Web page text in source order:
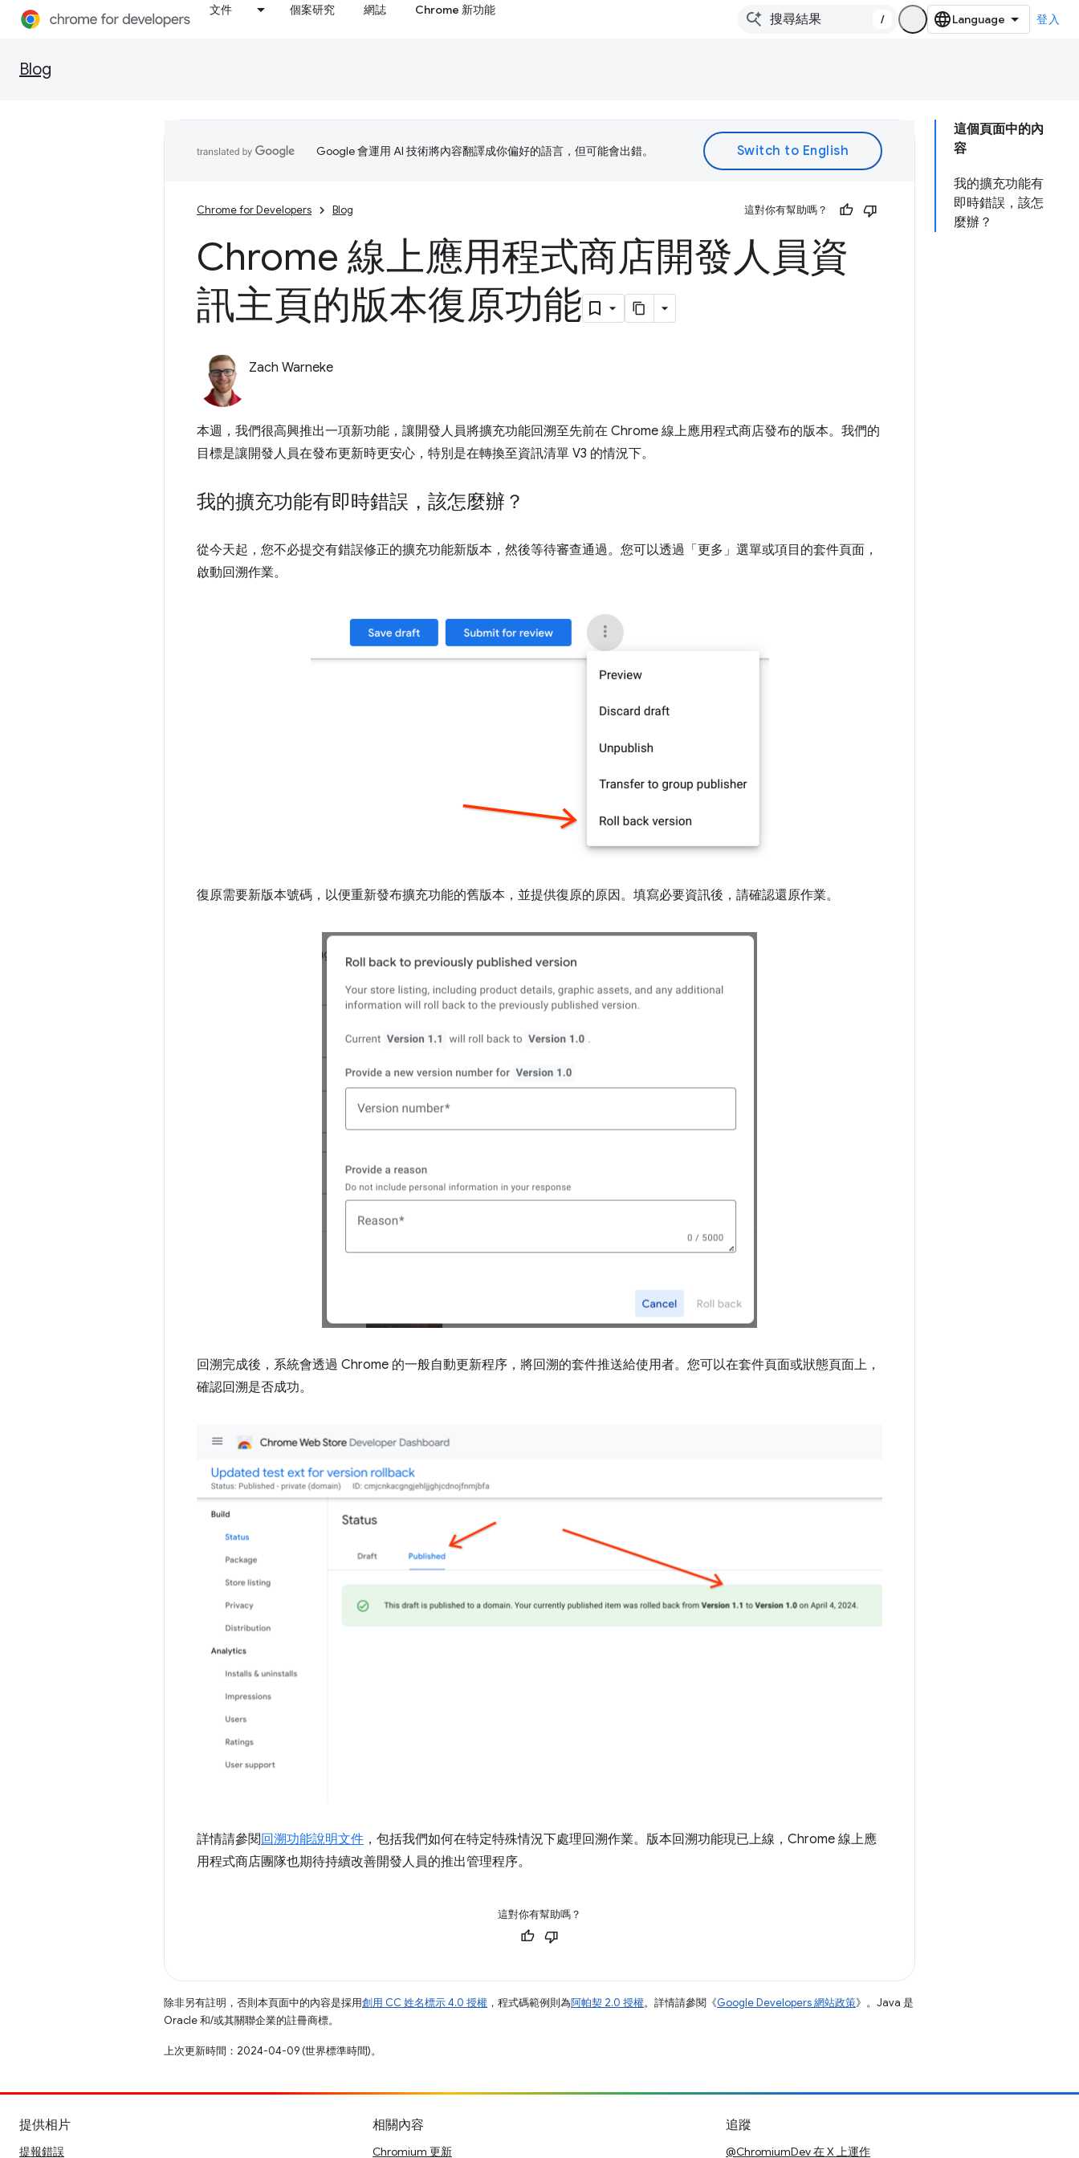
文件 個案研究 網誌 Chrome 新功能
/ 登入
Blog
這個頁面中的內
容
我的擴充功能有
即時錯誤，該怎
麼辦？
Google 會運用 AI 技術將內容翻譯成你偏好的語言，但可能會出錯。
Chrome for Developers Blog 這對你有幫助嗎？
Chrome 線上應用程式商店開發人員資
訊主頁的版本復原功能
Zach Warneke
本週，我們很高興推出一項新功能，讓開發人員將擴充功能回溯至先前在 Chrome 線上應用程式商店發布的版本。我們的
目標是讓開發人員在發布更新時更安心，特別是在轉換至資訊清單 V3 的情況下。
我的擴充功能有即時錯誤，該怎麼辦？
從今天起，您不必提交有錯誤修正的擴充功能新版本，然後等待審查通過。您可以透過「更多」 選單或項目的套件頁面，
啟動回溯作業。
復原需要新版本號碼，以便重新發布擴充功能的舊版本，並提供復原的原因。填寫必要資訊後，請確認還原作業。
回溯完成後，系統會透過 Chrome 的一般自動更新程序，將回溯的套件推送給使用者。您可以在套件頁面或狀態頁面上，
確認回溯是否成功。
詳情請參閱回溯功能說明文件 ，包括我們如何在特定特殊情況下處理回溯作業。版本回溯功能現已上線，Chrome 線上應
用程式商店團隊也期待持續改善開發人員的推出管理程序。
這對你有幫助嗎？
除非另有註明，否則本頁面中的內容是採用創用 CC 姓名標示 4.0 授權 ，程式碼範例則為阿帕契 2.0 授權。詳情請參閱《Google Developers 網站政策》。Java 是
Oracle 和/或其關聯企業的註冊商標。
上次更新時間：2024-04-09 (世界標準時間)。
提供相片
提報錯誤
相關內容
Chromium 更新
追蹤
@ChromiumDev 在 X 上運作